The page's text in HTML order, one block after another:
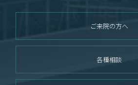
ご来院の方へ
各種相談